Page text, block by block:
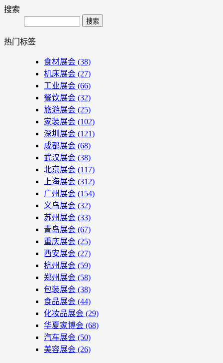
搜索
Search
热门标签
食材展会 (38)
机床展会 (27)
工业展会 (66)
餐饮展会 (32)
旅游展会 (25)
家装展会 (102)
深圳展会 (121)
成都展会 (68)
武汉展会 (38)
北京展会 (117)
上海展会 (312)
广州展会 (154)
义乌展会 (32)
苏州展会 (33)
青岛展会 (67)
重庆展会 (25)
西安展会 (27)
杭州展会 (59)
郑州展会 (58)
包装展会 (38)
食品展会 (44)
化妆品展会 (29)
华夏家博会 (68)
汽车展会 (50)
美容展会 (26)